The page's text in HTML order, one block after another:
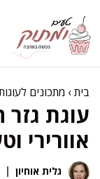
לתוכן
בית› מתכונים
עוגת
אוורירי
גלית אוחיון